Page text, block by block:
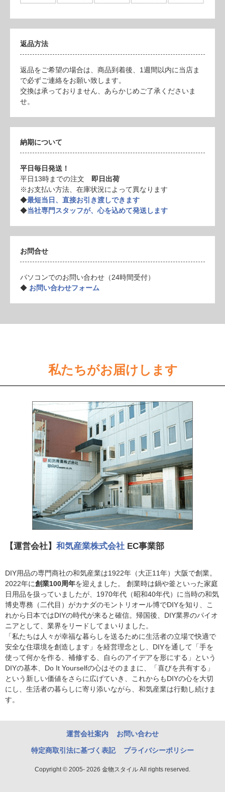
返品方法
返品をご希望の場合は、商品到着後、1週間以内に当店ま
で必ずご連絡をお願い致します。
交換は承っておりません、あらかじめご了承くださいま
せ。
納期について
平日毎日発送！
平日13時までの注文 即日出荷
※お支払い方法、在庫状況によって異なります
◆最短当日、直接お引き渡しできます
◆当社専門スタッフが、心を込めて発送します
お問合せ
パソコンでのお問い合わせ（24時間受付）
◆ お問い合わせフォーム
私たちがお届けします
【運営会社】 和気産業株式会社 EC事業部
DIY用品の専門商社の和気産業は1922年（大正11年）大阪で創業。
2022年に創業100周年を迎えました。 創業時は鍋や釜といった家庭
日用品を扱っていましたが、1970年代（昭和40年代）に当時の和気
博史専務（二代目）がカナダのモントリオール博でDIYを知り、こ
れから日本ではDIYの時代が来ると確信。帰国後、DIY業界のパイオ
ニアとして、業界をリードしてまいりました。
「私たちは人々が幸福な暮らしを送るために生活者の立場で快適で
安全な住環境を創造します」を経営理念とし、DIYを通して「手を
使って何かを作る、補修する、自らのアイデアを形にする」という
DIYの基本、Do It Yourselfの心はそのままに、「喜びを共有する」
という新しい価値をさらに広げていき、これからもDIYの心を大切
にし、生活者の暮らしに寄り添いながら、和気産業は行動し続けま
す。
運営会社案内 お問い合わせ
特定商取引法に基づく表記 プライバシーポリシー
Copyright © 2005- 2026 金物スタイル All rights reserved.